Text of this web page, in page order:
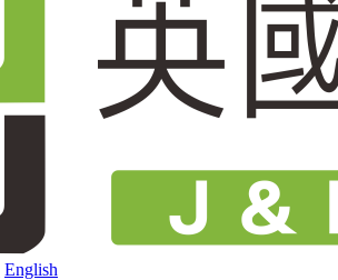
English